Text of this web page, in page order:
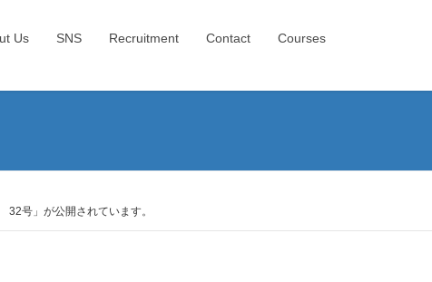
Us SNS Recruitment Contact Courses
号」が公開されています。